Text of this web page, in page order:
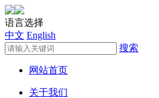
语言选择
中文 English
搜索
网站首页
关于我们